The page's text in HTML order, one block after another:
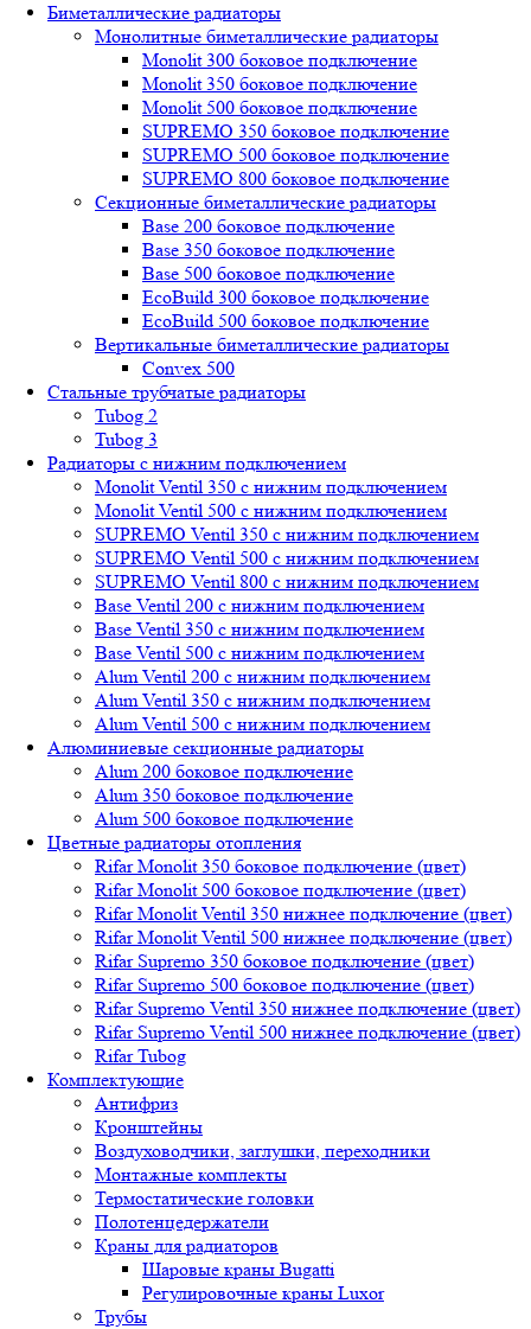
Биметаллические радиаторы
Монолитные биметаллические радиаторы
Mоnоlit 300 боковое подключение
Mоnоlit 350 боковое подключение
Mоnоlit 500 боковое подключение
SUРREMО 350 боковое подключение
SUРREMО 500 боковое подключение
SUРREMО 800 боковое подключение
Секционные биметаллические радиаторы
Base 200 боковое подключение
Base 350 боковое подключение
Base 500 боковое подключение
EcoBuild 300 боковое подключение
EcoBuild 500 боковое подключение
Вертикальные биметаллические радиаторы
Convex 500
Стальные трубчатые радиаторы
Tubog 2
Tubog 3
Радиаторы с нижним подключением
Monolit Ventil 350 с нижним подключением
Monolit Ventil 500 с нижним подключением
SUPREMO Ventil 350 с нижним подключением
SUPREMO Ventil 500 с нижним подключением
SUPREMO Ventil 800 с нижним подключением
Base Ventil 200 с нижним подключением
Base Ventil 350 с нижним подключением
Base Ventil 500 с нижним подключением
Alum Ventil 200 с нижним подключением
Alum Ventil 350 с нижним подключением
Alum Ventil 500 с нижним подключением
Алюминиевые секционные радиаторы
Alum 200 боковое подключение
Alum 350 боковое подключение
Alum 500 боковое подключение
Цветные радиаторы отопления
Rifar Monolit 350 боковое подключение (цвет)
Rifar Monolit 500 боковое подключение (цвет)
Rifar Monolit Ventil 350 нижнее подключение (цвет)
Rifar Monolit Ventil 500 нижнее подключение (цвет)
Rifar Supremo 350 боковое подключение (цвет)
Rifar Supremo 500 боковое подключение (цвет)
Rifar Supremo Ventil 350 нижнее подключение (цвет)
Rifar Supremo Ventil 500 нижнее подключение (цвет)
Rifar Tubog
Комплектующие
Антифриз
Кронштейны
Воздуховодчики, заглушки, переходники
Монтажные комплекты
Термостатические головки
Полотенцедержатели
Краны для радиаторов
Шаровые краны Bugatti
Регулировочные краны Luxor
Трубы